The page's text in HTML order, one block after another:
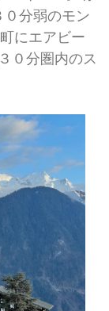
０分弱のモン
にエアビー
０分圏内のス